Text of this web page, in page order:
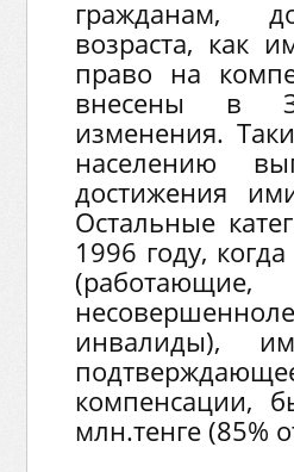
гражданам,
возраста, как
право на
внесены в
изменения.
населению
достижения
Остальные
1996 году,
инвалиды),
компенсации,
млн.тенге (85%